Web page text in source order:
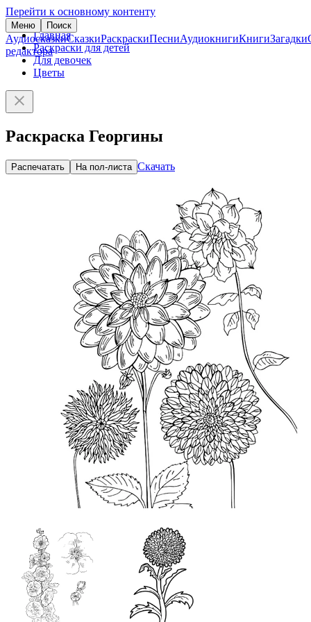
Перейти к основному контенту
Меню Поиск
АудиосказкиСказкиРаскраскиПесниАудиокнигиКнигиЗагадки
редактора
Главная
Раскраски для детей
Для девочек
Цветы
Раскраска Георгины
Распечатать На пол-листа Скачать